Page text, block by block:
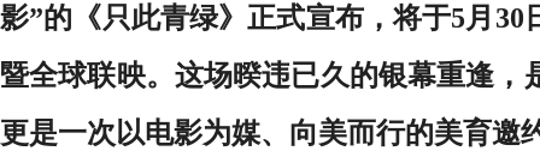
影”的《只此青绿》正式宣布，将于5月30
暨全球联映。这场暌违已久的银幕重逢，
更是一次以电影为媒、向美而行的美育邀